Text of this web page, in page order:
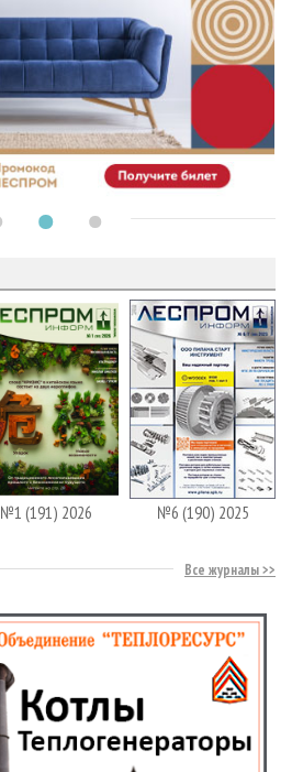
№1 (191) 2026 №6 (190) 2025
Все журналы